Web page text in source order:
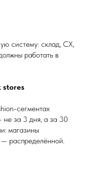
систему: склад, CX,
работать в
stores
сегментах
не за 3 дня, а за 30
магазины
распределённой.